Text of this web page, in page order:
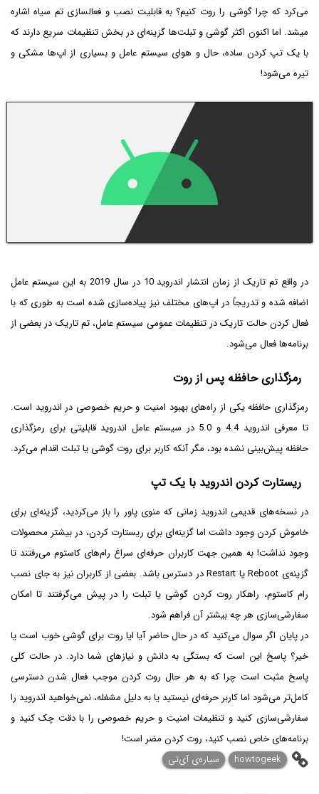
می‌کرد که چرا گوشی را روت کنیم؟ به قابلیت نصب و فعالسازی تم سیاه اشاره
میشد. اما اکنون اکثر گوشی و تبلت‌ها گزینه‌ای در بخش تنظیمات سریع دارند که
با یک تپ کردن ساده، حال و هوای سیستم عامل و بسیاری از اپ‌ها مشکی و
تیره می‌شود!
در واقع تم تاریک از زمان انتشار اندروید 10 در سال 2019 به این سیستم عامل
اضافه شده و تدریجاً در اپ‌های مختلف نیز پیاده‌سازی شده است به طوری که با
فعال کردن حالت تاریک در تنظیمات عمومی سیستم عامل، تم تاریک در بعضی از
برنامه‌ها فعال می‌شود.
رمزگذاری حافظه پس از روت
رمزگذاری حافظه یکی از راه‌های بهبود امنیت و حریم خصوصی در اندروید است.
تا معرفی اندروید 4.4 و 5.0 در سیستم عامل اندروید قابلیتی برای رمزگذاری
حافظه پیش‌بینی نشده بود، مگر آنکه کاربر برای روت گوشی یا تبلت اقدام می‌کرد.
ریستارت کردن اندروید با یک تپ
در نسخه‌های قدیمی اندروید زمانی که منوی پاور را باز می‌کردید، گزینه‌ای برای
خاموش کردن وجود داشت اما گزینه‌ای برای ریستارت کردن، در بیشتر محصولات
وجود نداشت! به همین جهت کاربران حرفه‌ای سراغ رام‌های کاستوم می‌رفتند تا
گزینه‌ی Reboot یا Restart در دسترس باشد. بعضی از کاربران نیز به جای نصب
رام کاستوم، راهکار روت کردن گوشی یا تبلت را در پیش می‌گرفتند تا امکان
سفارشی‌سازی هر چه بیشتر آن فراهم شود.
در پایان اگر سوال می‌کنید که در حال حاضر آیا ایا روت برای گوشی خوب است یا
خیر؟ پاسخ این است که بستگی به دانش و نیازهای شما دارد. در حالت کلی
پاسخ مثبت است چرا که به هر حال روت کردن موجب فعال شدن دسترسی
کامل‌تر می‌شود اما کاربر حرفه‌ای نیستید یا به دلیل مشغله، نمی‌خواهید اندروید را
سفارشی‌سازی کنید و تنظیمات امنیت و حریم خصوصی را با دقت چک کنید و
برنامه‌های خاص نصب کنید، روت کردن مضر است!
howtogeek
سیاره‌ی آی‌تی